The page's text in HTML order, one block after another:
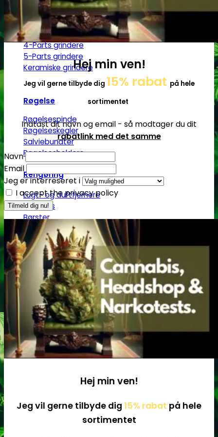
Grindere
2-Parts grindere
3-Parts grindere
4-Parts grindere
5-Parts grindere
Keramiske grindere
Røgelse
Røgelsespinde
Røgelseskegler
Salviebundter
Røgelsesholdere
Rengøring
Lugt- og duftfjernere
Glasrens
Børster
Tilbehør
Hej min ven!
Jeg vil gerne tilbyde dig 15% rabat på hele
sortimentet
Indtast dit navn og email - så modtager du dit
rabatlink med det samme
Navn
Email
Jeg er interreseret i
I accept the privacy policy
Hej min ven!
Jeg vil gerne tilbyde dig 15% rabat på hele
sortimentet